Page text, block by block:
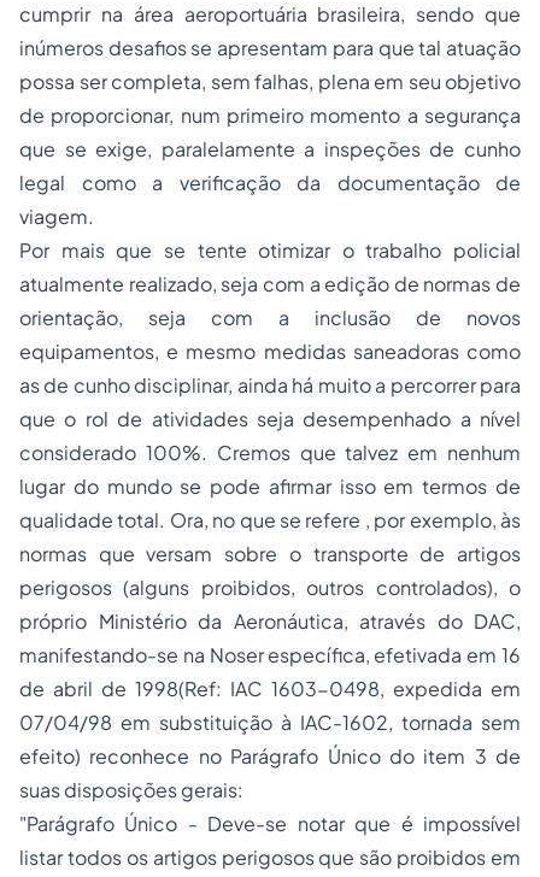
cumprir na área aeroportuária brasileira, sendo que
inúmeros desafios se apresentam para que tal atuação
possa ser completa, sem falhas, plena em seu objetivo
de proporcionar, num primeiro momento a segurança
que se exige, paralelamente a inspeções de cunho
legal como a verificação da documentação de
viagem.
Por mais que se tente otimizar o trabalho policial
atualmente realizado, seja com a edição de normas de
orientação, seja com a inclusão de novos
equipamentos, e mesmo medidas saneadoras como
as de cunho disciplinar, ainda há muito a percorrer para
que o rol de atividades seja desempenhado a nível
considerado 100%. Cremos que talvez em nenhum
lugar do mundo se pode afirmar isso em termos de
qualidade total. Ora, no que se refere , por exemplo, às
normas que versam sobre o transporte de artigos
perigosos (alguns proibidos, outros controlados), o
próprio Ministério da Aeronáutica, através do DAC,
manifestando-se na Noser específica, efetivada em 16
de abril de 1998(Ref: IAC 1603-0498, expedida em
07/04/98 em substituição à IAC-1602, tornada sem
efeito) reconhece no Parágrafo Único do item 3 de
suas disposições gerais:
"Parágrafo Único - Deve-se notar que é impossível
listar todos os artigos perigosos que são proibidos em